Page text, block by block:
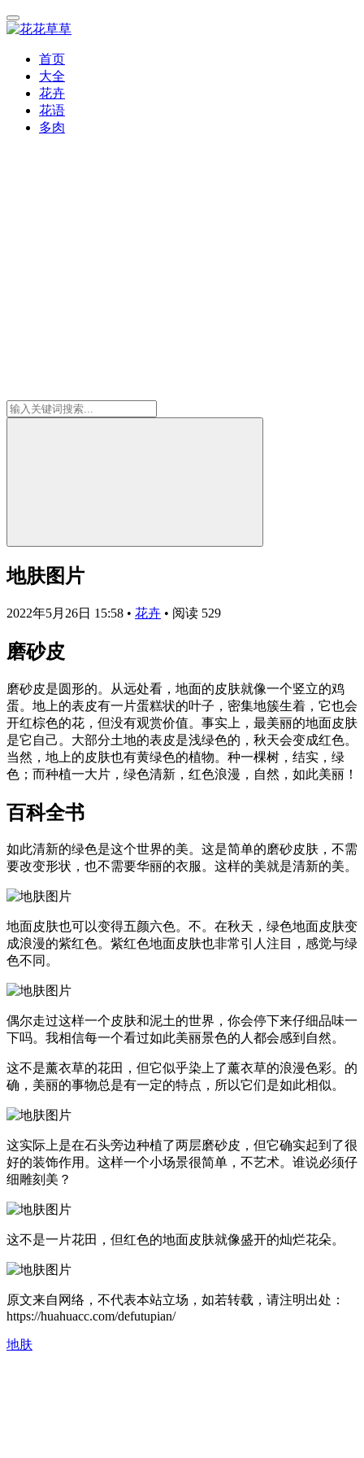
首页
大全
花卉
花语
多肉
地肤图片
2022年5月26日 15:58 • 花卉 • 阅读 529
磨砂皮
磨砂皮是圆形的。从远处看，地面的皮肤就像一个竖立的鸡
蛋。地上的表皮有一片蛋糕状的叶子，密集地簇生着，它也会
开红棕色的花，但没有观赏价值。事实上，最美丽的地面皮肤
是它自己。大部分土地的表皮是浅绿色的，秋天会变成红色。
当然，地上的皮肤也有黄绿色的植物。种一棵树，结实，绿
色；而种植一大片，绿色清新，红色浪漫，自然，如此美丽！
百科全书
如此清新的绿色是这个世界的美。这是简单的磨砂皮肤，不需
要改变形状，也不需要华丽的衣服。这样的美就是清新的美。
地面皮肤也可以变得五颜六色。不。在秋天，绿色地面皮肤变
成浪漫的紫红色。紫红色地面皮肤也非常引人注目，感觉与绿
色不同。
偶尔走过这样一个皮肤和泥土的世界，你会停下来仔细品味一
下吗。我相信每一个看过如此美丽景色的人都会感到自然。
这不是薰衣草的花田，但它似乎染上了薰衣草的浪漫色彩。的
确，美丽的事物总是有一定的特点，所以它们是如此相似。
这实际上是在石头旁边种植了两层磨砂皮，但它确实起到了很
好的装饰作用。这样一个小场景很简单，不艺术。谁说必须仔
细雕刻美？
这不是一片花田，但红色的地面皮肤就像盛开的灿烂花朵。
原文来自网络，不代表本站立场，如若转载，请注明出处：
https://huahuacc.com/defutupian/
地肤